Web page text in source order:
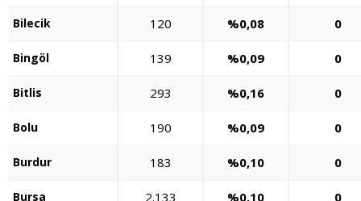
Bilecik 120 %0,08 0
Bingöl 139 %0,09 0
Bitlis 293 %0,16 0
Bolu 190 %0,09 0
Burdur 183 %0,10 0
Bursa 2.133 %0,10 0